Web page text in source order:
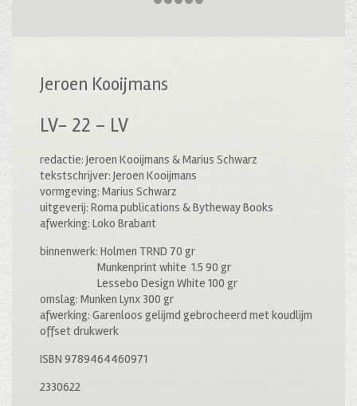
Jeroen Kooijmans
LV- 22 – LV
redactie: Jeroen Kooijmans & Marius Schwarz
tekstschrijver: Jeroen Kooijmans
vormgeving: Marius Schwarz
uitgeverij: Roma publications & Bytheway Books
afwerking: Loko Brabant
binnenwerk: Holmen TRND 70 gr
Munkenprint white 1.5 90 gr
Lessebo Design White 100 gr
omslag: Munken Lynx 300 gr
afwerking: Garenloos gelijmd gebrocheerd met koudlijm
offset drukwerk
ISBN 9789464460971
2330622